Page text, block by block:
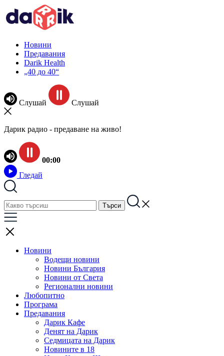
Новини
Предавания
Darik Health
„40 до 40“
Слушай Слушай
Дарик радио - предаване на живо!
00:00
Гледай
Новини
Водещи новини
Новини България
Новини от Света
Регионални новини
Любопитно
Програма
Предавания
Дарик Кафе
Денят на Дарик
Седмицата на Дарик
Новините в 18